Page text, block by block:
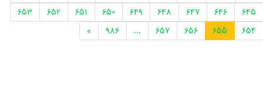
645
646
647
648
649
650
651
652
653
654
655
656
657
...
986
»